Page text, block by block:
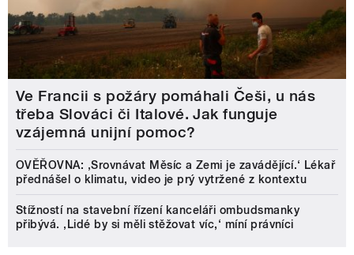
Ve Francii s požáry pomáhali Češi, u nás
třeba Slováci či Italové. Jak funguje
vzájemná unijní pomoc?
OVĚŘOVNA: ‚Srovnávat Měsíc a Zemi je zavádějící.‘ Lékař
přednášel o klimatu, video je prý vytržené z kontextu
Stížností na stavební řízení kanceláři ombudsmanky
přibývá. ‚Lidé by si měli stěžovat víc,‘ míní právníci